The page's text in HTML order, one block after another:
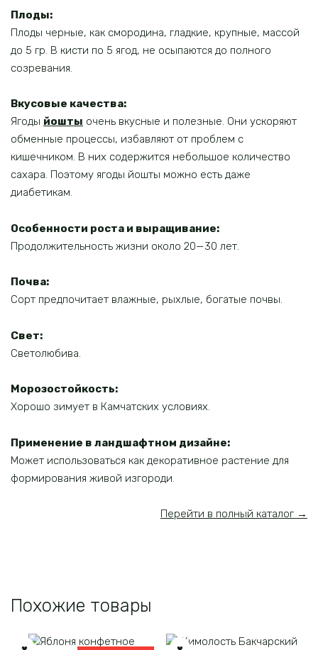
Плоды:
Плоды черные, как смородина, гладкие, крупные, массой
до 5 гр. В кисти по 5 ягод, не осыпаются до полного
созревания.
Вкусовые качества:
Ягоды йошты очень вкусные и полезные. Они ускоряют
обменные процессы, избавляют от проблем с
кишечником. В них содержится небольшое количество
сахара. Поэтому ягоды йошты можно есть даже
диабетикам.
Особенности роста и выращивание:
Продолжительность жизни около 20—30 лет.
Почва:
Сорт предпочитает влажные, рыхлые, богатые почвы.
Свет:
Светолюбива.
Морозостойкость:
Хорошо зимует в Камчатских условиях.
Применение в ландшафтном дизайне:
Может использоваться как декоративное растение для
формирования живой изгороди.
Перейти в полный каталог →
Похожие товары